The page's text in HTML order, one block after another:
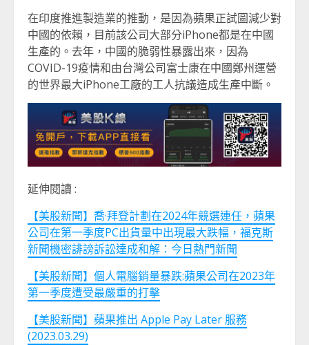
在印度推進製造業的推動，是因為蘋果正試圖減少對
中國的依賴，目前該公司大部分iPhone都是在中國
生產的。去年，中國的脆弱性暴露出來，因為
COVID-19疫情和由台灣公司富士康在中國鄭州運營
的世界最大iPhone工廠的工人抗議造成生產中斷。
延伸閱讀 :
【美股新聞】喬·拜登計劃在2024年競選連任，蘋果
公司在第一季度PC出貨量中出現最大跌幅，福克斯
新聞機密誹謗訴訟達成和解：今日熱門新聞
【美股新聞】個人電腦銷量暴跌:蘋果公司在2023年
第一季度遭受最嚴重的打擊
【美股新聞】蘋果推出 Apple Pay Later 服務
(2023.03.29)